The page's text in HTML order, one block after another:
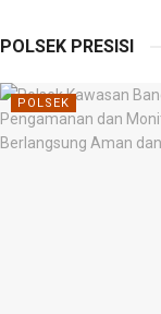
POLSEK PRESISI
POLSEK